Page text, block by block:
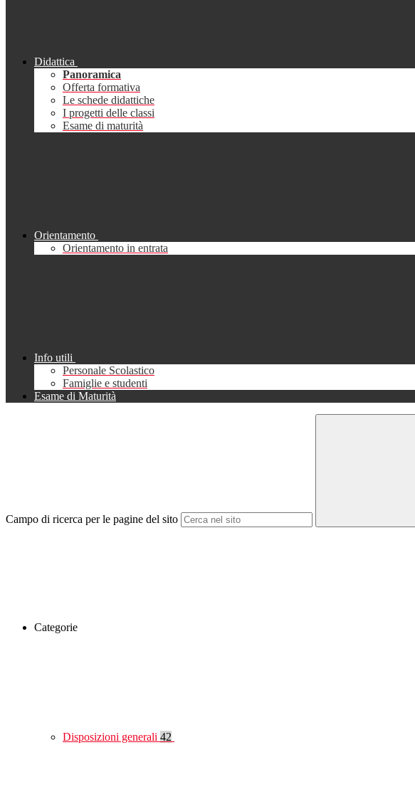
Didattica
Panoramica
Offerta formativa
Le schede didattiche
I progetti delle classi
Esame di maturità
Orientamento
Orientamento in entrata
Info utili
Personale Scolastico
Famiglie e studenti
Esame di Maturità
Campo di ricerca per le pagine del sito
Categorie
Disposizioni generali 42